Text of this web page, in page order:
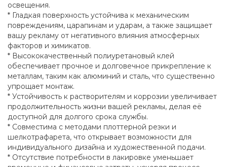
освещения.
* Гладкая поверхность устойчива к механическим
повреждениям, царапинам и ударам, а также защищает
вашу рекламу от негативного влияния атмосферных
факторов и химикатов.
* Высококачественный полиуретановый клей
обеспечивает прочное и долговечное прикрепление к
металлам, таким как алюминий и сталь, что существенно
упрощает монтаж.
* Устойчивость к растворителям и коррозии увеличивает
продолжительность жизни вашей рекламы, делая её
доступной для долгого срока службы.
* Совместима с методами плоттерной резки и
шелкотрафарета, что открывает возможности для
индивидуального дизайна и художественной подачи.
* Отсутствие потребности в лакировке уменьшает